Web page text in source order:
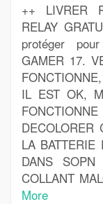
++ LIVRER
RELAY
protéger
GAMER 17.
IL EST OK,
LA BATTERIE
DANS
COLLANT
More